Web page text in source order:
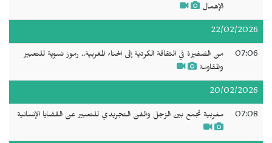
الإهمال
22/02/2026
07:06
من الضفيرة في الثقافة الكردية إلى الحناء المغربية.. رموز نسوية للتعبير
والمقاومة
20/02/2026
07:08 مغربية تجمع بين الزجل والفن التجريدي للتعبير عن القضايا الإنسانية